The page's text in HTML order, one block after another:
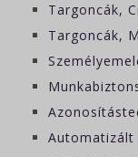
Targoncák,
Targoncák,
Automatizált